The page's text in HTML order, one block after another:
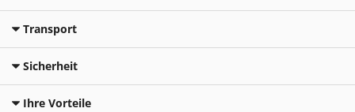
Transport
Sicherheit
Ihre Vorteile